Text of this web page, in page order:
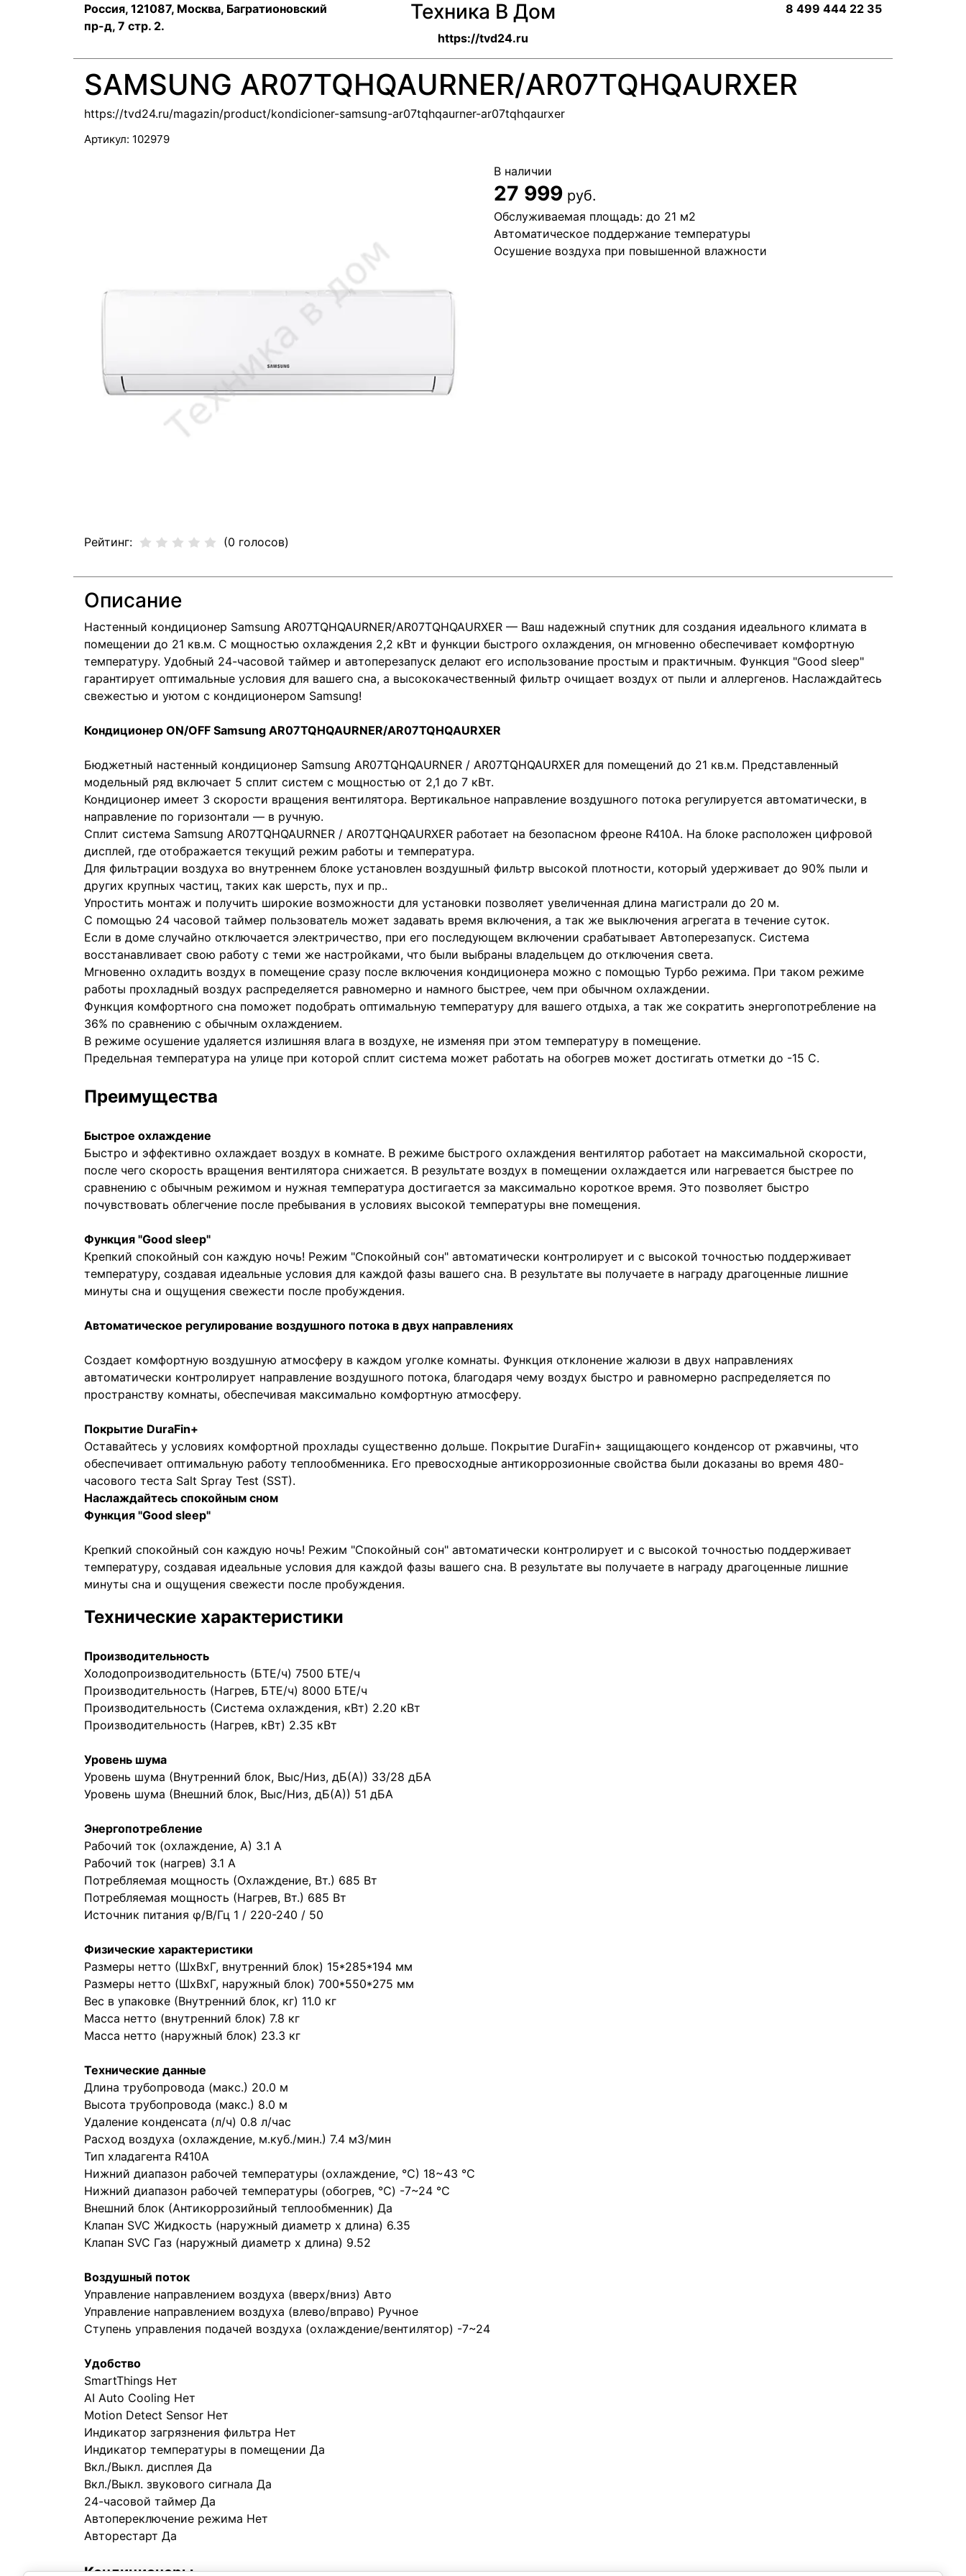
Россия, 121087, Москва, Багратионовский
пр-д, 7 стр. 2.
Техника В Дом
https://tvd24.ru
8 499 444 22 35
SAMSUNG AR07TQHQAURNER/AR07TQHQAURXER
https://tvd24.ru/magazin/product/kondicioner-samsung-ar07tqhqaurner-ar07tqhqaurxer
Артикул: 102979
Рейтинг: (0 голосов)
В наличии
27 999 руб.
Обслуживаемая площадь: до 21 м2
Автоматическое поддержание температуры
Осушение воздуха при повышенной влажности
Описание
Настенный кондиционер Samsung AR07TQHQAURNER/AR07TQHQAURXER — Ваш надежный спутник для создания идеального климата в
помещении до 21 кв.м. С мощностью охлаждения 2,2 кВт и функции быстрого охлаждения, он мгновенно обеспечивает комфортную
температуру. Удобный 24-часовой таймер и автоперезапуск делают его использование простым и практичным. Функция "Good sleep"
гарантирует оптимальные условия для вашего сна, а высококачественный фильтр очищает воздух от пыли и аллергенов. Наслаждайтесь
свежестью и уютом с кондиционером Samsung!
Кондиционер ON/OFF Samsung AR07TQHQAURNER/AR07TQHQAURXER
Бюджетный настенный кондиционер Samsung AR07TQHQAURNER / AR07TQHQAURXER для помещений до 21 кв.м. Представленный
модельный ряд включает 5 сплит систем с мощностью от 2,1 до 7 кВт.
Кондиционер имеет 3 скорости вращения вентилятора. Вертикальное направление воздушного потока регулируется автоматически, в
направление по горизонтали — в ручную.
Сплит система Samsung AR07TQHQAURNER / AR07TQHQAURXER работает на безопасном фреоне R410A. На блоке расположен цифровой
дисплей, где отображается текущий режим работы и температура.
Для фильтрации воздуха во внутреннем блоке установлен воздушный фильтр высокой плотности, который удерживает до 90% пыли и
других крупных частиц, таких как шерсть, пух и пр..
Упростить монтаж и получить широкие возможности для установки позволяет увеличенная длина магистрали до 20 м.
С помощью 24 часовой таймер пользователь может задавать время включения, а так же выключения агрегата в течение суток.
Если в доме случайно отключается электричество, при его последующем включении срабатывает Автоперезапуск. Система
восстанавливает свою работу с теми же настройками, что были выбраны владельцем до отключения света.
Мгновенно охладить воздух в помещение сразу после включения кондиционера можно с помощью Турбо режима. При таком режиме
работы прохладный воздух распределяется равномерно и намного быстрее, чем при обычном охлаждении.
Функция комфортного сна поможет подобрать оптимальную температуру для вашего отдыха, а так же сократить энергопотребление на
36% по сравнению с обычным охлаждением.
В режиме осушение удаляется излишняя влага в воздухе, не изменяя при этом температуру в помещение.
Предельная температура на улице при которой сплит система может работать на обогрев может достигать отметки до -15 С.
Преимущества
Быстрое охлаждение
Быстро и эффективно охлаждает воздух в комнате. В режиме быстрого охлаждения вентилятор работает на максимальной скорости,
после чего скорость вращения вентилятора снижается. В результате воздух в помещении охлаждается или нагревается быстрее по
сравнению с обычным режимом и нужная температура достигается за максимально короткое время. Это позволяет быстро
почувствовать облегчение после пребывания в условиях высокой температуры вне помещения.
Функция "Good sleep"
Крепкий спокойный сон каждую ночь! Режим "Спокойный сон" автоматически контролирует и с высокой точностью поддерживает
температуру, создавая идеальные условия для каждой фазы вашего сна. В результате вы получаете в награду драгоценные лишние
минуты сна и ощущения свежести после пробуждения.
Автоматическое регулирование воздушного потока в двух направлениях
Создает комфортную воздушную атмосферу в каждом уголке комнаты. Функция отклонение жалюзи в двух направлениях
автоматически контролирует направление воздушного потока, благодаря чему воздух быстро и равномерно распределяется по
пространству комнаты, обеспечивая максимально комфортную атмосферу.
Покрытие DuraFin+
Оставайтесь у условиях комфортной прохлады существенно дольше. Покрытие DuraFin+ защищающего конденсор от ржавчины, что
обеспечивает оптимальную работу теплообменника. Его превосходные антикоррозионные свойства были доказаны во время 480-
часового теста Salt Spray Test (SST).
Наслаждайтесь спокойным сном
Функция "Good sleep"
Крепкий спокойный сон каждую ночь! Режим "Спокойный сон" автоматически контролирует и с высокой точностью поддерживает
температуру, создавая идеальные условия для каждой фазы вашего сна. В результате вы получаете в награду драгоценные лишние
минуты сна и ощущения свежести после пробуждения.
Технические характеристики
Производительность
Холодопроизводительность (БТЕ/ч) 7500 БТЕ/ч
Производительность (Нагрев, БТЕ/ч) 8000 БТЕ/ч
Производительность (Система охлаждения, кВт) 2.20 кВт
Производительность (Нагрев, кВт) 2.35 кВт
Уровень шума
Уровень шума (Внутренний блок, Выс/Низ, дБ(А)) 33/28 дБА
Уровень шума (Внешний блок, Выс/Низ, дБ(А)) 51 дБА
Энергопотребление
Рабочий ток (охлаждение, А) 3.1 A
Рабочий ток (нагрев) 3.1 A
Потребляемая мощность (Охлаждение, Вт.) 685 Вт
Потребляемая мощность (Нагрев, Вт.) 685 Вт
Источник питания φ/В/Гц 1 / 220-240 / 50
Физические характеристики
Размеры нетто (ШхВхГ, внутренний блок) 15*285*194 мм
Размеры нетто (ШхВхГ, наружный блок) 700*550*275 мм
Вес в упаковке (Внутренний блок, кг) 11.0 кг
Масса нетто (внутренний блок) 7.8 кг
Масса нетто (наружный блок) 23.3 кг
Технические данные
Длина трубопровода (макс.) 20.0 м
Высота трубопровода (макс.) 8.0 м
Удаление конденсата (л/ч) 0.8 л/час
Расход воздуха (охлаждение, м.куб./мин.) 7.4 м3/мин
Тип хладагента R410A
Нижний диапазон рабочей температуры (охлаждение, ℃) 18~43 ℃
Нижний диапазон рабочей температуры (обогрев, ℃) -7~24 ℃
Внешний блок (Антикоррозийный теплообменник) Да
Клапан SVC Жидкость (наружный диаметр х длина) 6.35
Клапан SVC Газ (наружный диаметр х длина) 9.52
Воздушный поток
Управление направлением воздуха (вверх/вниз) Авто
Управление направлением воздуха (влево/вправо) Ручное
Ступень управления подачей воздуха (охлаждение/вентилятор) -7~24
Удобство
SmartThings Нет
AI Auto Cooling Нет
Motion Detect Sensor Нет
Индикатор загрязнения фильтра Нет
Индикатор температуры в помещении Да
Вкл./Выкл. дисплея Да
Вкл./Выкл. звукового сигнала Да
24-часовой таймер Да
Автопереключение режима Нет
Авторестарт Да